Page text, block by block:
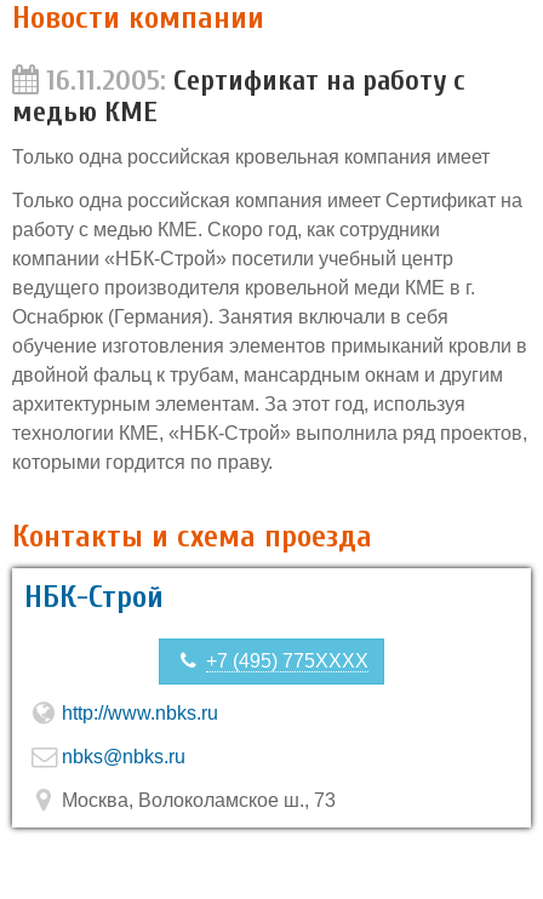
Новости компании
16.11.2005: Сертификат на работу с
медью КМЕ
Только одна российская кровельная компания имеет
Только одна российская компания имеет Сертификат на
работу с медью КМЕ. Скоро год, как сотрудники
компании «НБК-Строй» посетили учебный центр
ведущего производителя кровельной меди КМЕ в г.
Оснабрюк (Германия). Занятия включали в себя
обучение изготовления элементов примыканий кровли в
двойной фальц к трубам, мансардным окнам и другим
архитектурным элементам. За этот год, используя
технологии КМЕ, «НБК-Строй» выполнила ряд проектов,
которыми гордится по праву.
Контакты и схема проезда
НБК-Строй
+7 (495) 775XXXX
http://www.nbks.ru
nbks@nbks.ru
Москва, Волоколамское ш., 73